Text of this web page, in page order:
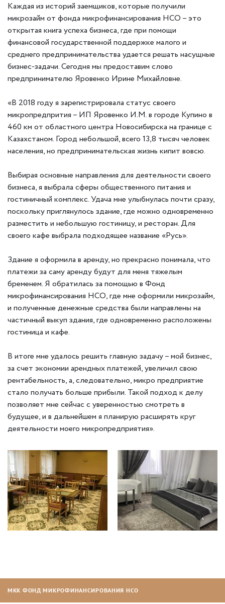
Каждая из историй заемщиков, которые получили
микрозайм от фонда микрофинансирования НСО – это
открытая книга успеха бизнеса, где при помощи
финансовой государственной поддержке малого и
среднего предпринимательства удается решать насущные
бизнес-задачи. Сегодня мы предоставим слово
предпринимателю Яровенко Ирине Михайловне.
«В 2018 году я зарегистрировала статус своего
микропредпрития – ИП Яровенко И.М. в городе Купино в
460 км от областного центра Новосибирска на границе с
Казахстаном. Город небольшой, всего 13,8 тысяч человек
населения, но предпринимательская жизнь кипит вовсю.
Выбирая основные направления для деятельности своего
бизнеса, я выбрала сферы общественного питания и
гостиничный комплекс. Удача мне улыбнулась почти сразу,
поскольку приглянулось здание, где можно одновременно
разместить и небольшую гостиницу, и ресторан. Для
своего кафе выбрала подходящее название «Русь».
Здание я оформила в аренду, но прекрасно понимала, что
платежи за саму аренду будут для меня тяжелым
бременем. Я обратилась за помощью в Фонд
микрофинансирования НСО, где мне оформили микрозайм,
и полученные денежные средства были направлены на
частичный выкуп здания, где одновременно расположены
гостиница и кафе.
В итоге мне удалось решить главную задачу – мой бизнес,
за счет экономии арендных платежей, увеличил свою
рентабельность, а, следовательно, микро предприятие
стало получать больше прибыли. Такой подход к делу
позволяет мне сейчас с уверенностью смотреть в
будущее, и в дальнейшем я планирую расширять круг
деятельности моего микропредприятия».
МКК ФОНД МИКРОФИНАНСИРОВАНИЯ НСО